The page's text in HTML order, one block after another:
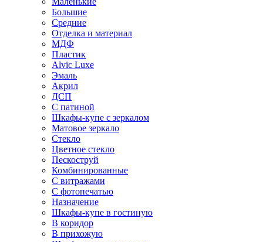
Большие
Средние
Отделка и материал
МДФ
Пластик
Alvic Luxe
Эмаль
Акрил
ДСП
С патиной
Шкафы-купе с зеркалом
Матовое зеркало
Стекло
Цветное стекло
Пескоструй
Комбинированные
С витражами
С фотопечатью
Назначение
Шкафы-купе в гостиную
В коридор
В прихожую